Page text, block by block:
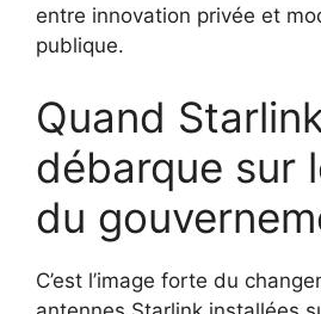
entre innovation privée et
publique.
Quand
débarque sur
du
C’est l’image forte du